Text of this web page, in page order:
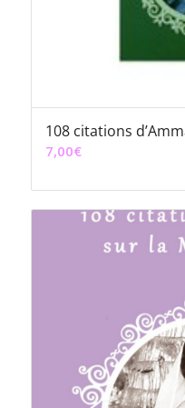
108 citations
7,00€